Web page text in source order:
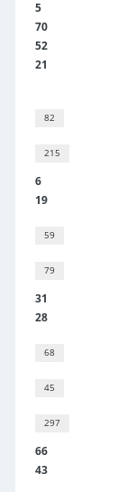
5
70
52
21
82
215
6
19
59
79
31
28
68
45
297
66
43